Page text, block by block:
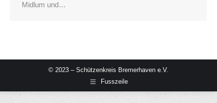
Midlum und…
© 2023 – Schützenkreis Bremerhaven e.V.
Fusszeile